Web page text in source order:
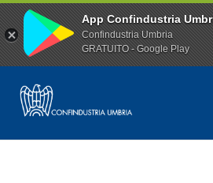
App Confindustria
Confindustria Umbria
GRATUITO - Google Play